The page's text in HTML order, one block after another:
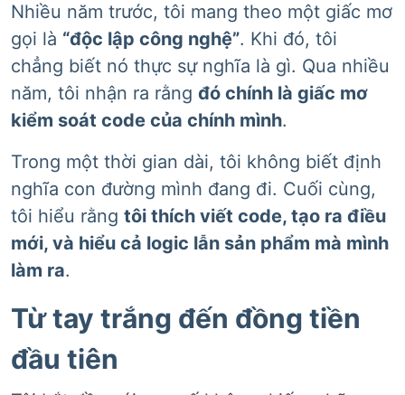
Nhiều năm trước, tôi mang theo một giấc mơ
gọi là “độc lập công nghệ”. Khi đó, tôi
chẳng biết nó thực sự nghĩa là gì. Qua nhiều
năm, tôi nhận ra rằng đó chính là giấc mơ
kiểm soát code của chính mình.
Trong một thời gian dài, tôi không biết định
nghĩa con đường mình đang đi. Cuối cùng,
tôi hiểu rằng tôi thích viết code, tạo ra điều
mới, và hiểu cả logic lẫn sản phẩm mà mình
làm ra.
Từ tay trắng đến đồng tiền
đầu tiên